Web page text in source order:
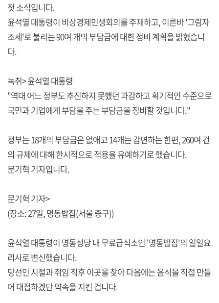
첫 소식입니다.
윤석열 대통령이 비상경제민생회의를 주재하고, 이른바 '그림자
조세'로 불리는 90여 개의 부담금에 대한 정비 계획을 밝혔습니
다.
녹취> 윤석열 대통령
"역대 어느 정부도 추진하지 못했던 과감하고 획기적인 수준으로
국민과 기업에게 부담을 주는 부담금을 정비할 것입니다."
정부는 18개의 부담금은 없애고 14개는 감면하는 한편, 260여 건
의 규제에 대해 한시적으로 적용을 유예하기로 했습니다.
문기혁 기자입니다.
문기혁 기자>
(장소: 27일, 명동밥집(서울 중구))
윤석열 대통령이 명동성당 내 무료급식소인 '명동밥집'의 일일요
리사로 변신했습니다.
당선인 시절과 취임 직후 이곳을 찾아 다음에는 음식을 직접 만들
어 대접하겠단 약속을 지킨 겁니다.